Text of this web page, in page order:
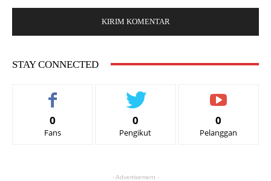
STAY CONNECTED
0
Fans
0
Pengikut
0
Pelanggan
- Advertisement -